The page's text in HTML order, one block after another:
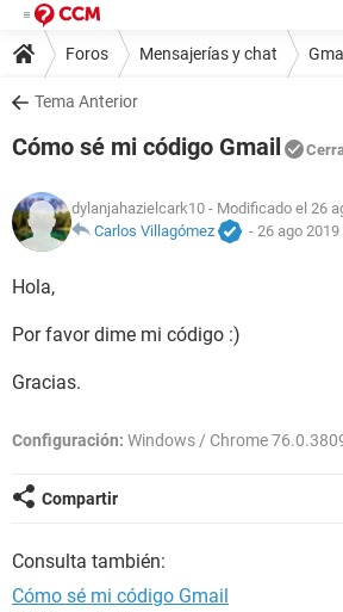
Foros Mensajerías y chat
Tema Anterior
Cómo sé mi código Gmail
dylanjahazielcark10 - Modificado el 26
Carlos Villagómez
- 26 ago
Hola,
Por favor dime mi código :)
Gracias.
Configuración: Windows / Chrome
Compartir
Consulta también:
Cómo sé mi código Gmail